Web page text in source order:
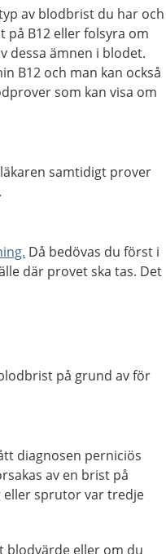
av blodbrist du har och
på B12 eller folsyra om
dessa ämnen i blodet.
B12 och man kan också
som kan visa om
samtidigt prover
Då bedövas du först i
där provet ska tas. Det
på grund av för
diagnosen perniciös
av en brist på
eller sprutor var tredje
blodvärde eller om du